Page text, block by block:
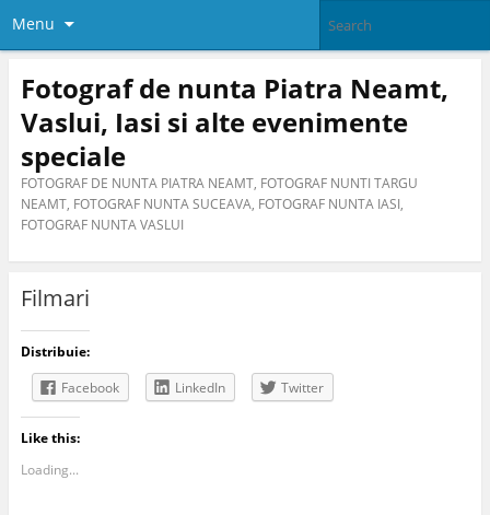
Menu
Fotograf de nunta Piatra Neamt,
Vaslui, Iasi si alte evenimente
speciale
FOTOGRAF DE NUNTA PIATRA NEAMT, FOTOGRAF NUNTI TARGU
NEAMT, FOTOGRAF NUNTA SUCEAVA, FOTOGRAF NUNTA IASI,
FOTOGRAF NUNTA VASLUI
Filmari
Distribuie:
Facebook
LinkedIn Twitter
Like this:
Loading...